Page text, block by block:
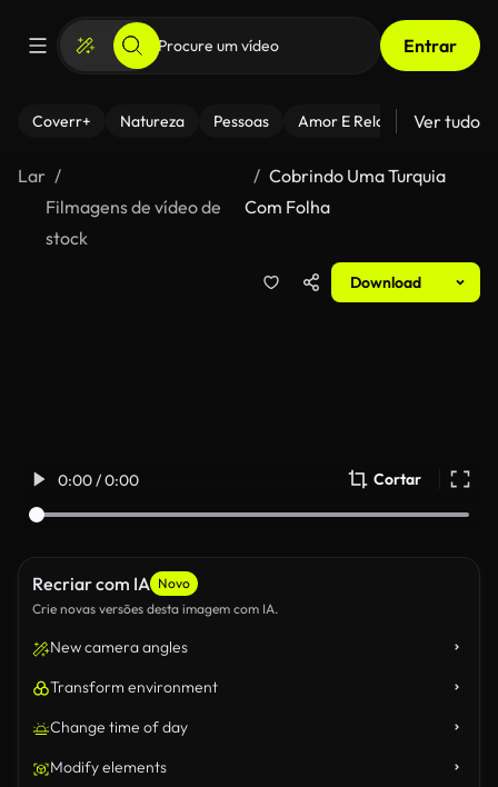
Entrar
Coverr+ Natureza Pessoas Amor E Relacionamentos
Ver tudo
Lar
Filmagens de vídeo de
stock
Cobrindo Uma Turquia
Com Folha
Download
0:00 / 0:00 Cortar
Recriar com IA Novo
Crie novas versões desta imagem com IA.
New camera angles
Transform environment
Change time of day
Modify elements